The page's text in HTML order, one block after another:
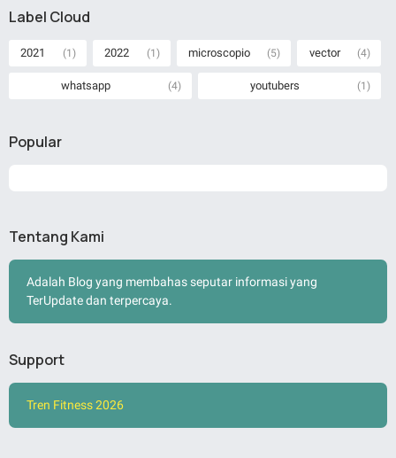
Label Cloud
2021 (1) 2022 (1) microscopio (5) vector (4)
whatsapp (4) youtubers (1)
Popular
Tentang Kami
Adalah Blog yang membahas seputar informasi yang
TerUpdate dan terpercaya.
Support
Tren Fitness 2026